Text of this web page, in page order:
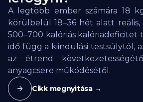
A legtöbb ember számára 18
körülbelül 18–36 hét alatt reális,
500–700 kalóriás kalóriadeficitet
idő függ a kiindulási testsúlytól,
az étrend
anyagcsere működésétől.
Cikk megnyitása →